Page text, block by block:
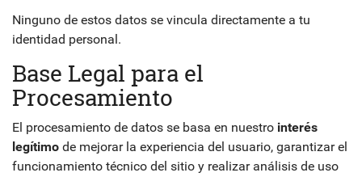
Ninguno de estos datos se vincula directamente a tu
identidad personal.
Base Legal para el
Procesamiento
El procesamiento de datos se basa en nuestro interés
legítimo de mejorar la experiencia del usuario, garantizar el
funcionamiento técnico del sitio y realizar análisis de uso